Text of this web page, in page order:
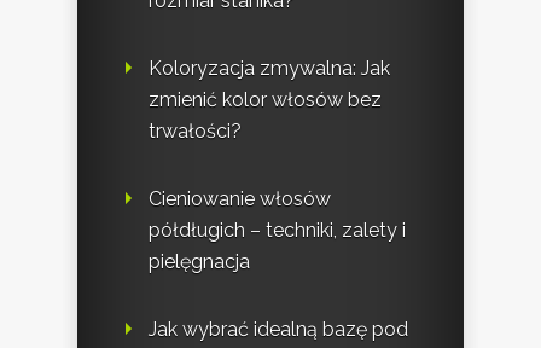
Koloryzacja zmywalna: Jak
zmienić kolor włosów bez
trwałości?
Cieniowanie włosów
półdługich – techniki, zalety i
pielęgnacja
Jak wybrać idealną bazę pod